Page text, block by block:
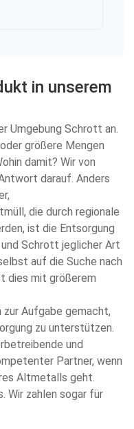
in unserem
Umgebung Schrott an.
größere Mengen
damit? Wir von
darauf. Anders
die durch regionale
ist die Entsorgung
Schrott jeglicher Art
auf die Suche nach
dies mit größerem
Aufgabe gemacht,
zu unterstützen.
und
Partner, wenn
Altmetalls geht.
Wir zahlen sogar für